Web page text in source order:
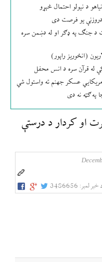
د نیولو احتمال څېړو
یو فرصت دی
د جنګ په ډګر او له دښمن سره
(انځوریز راپور)
له قرآن سره د انس محفل
عسکر جهنم ته واستول شي
په ګټه نه دی
او کردار د درستې
د خبر لمبر: 3486656